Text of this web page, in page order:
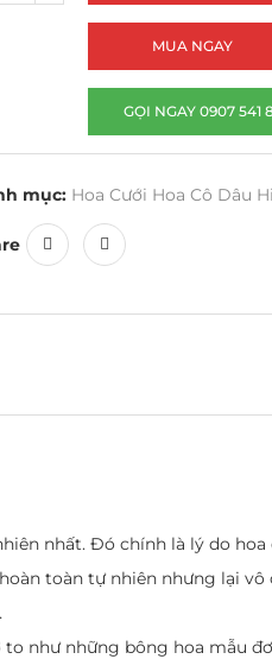
MUA NGAY
GỌI NGAY 0907 541
mục: Hoa Cưới Hoa Cô Dâu
nhất. Đó chính là lý do hoa
toàn tự nhiên nhưng lại
như những bông hoa mẫu